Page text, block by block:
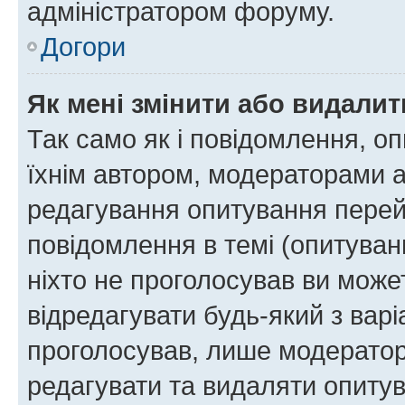
адміністратором форуму.
Догори
Як мені змінити або
Так само як і повідомлення,
їхнім автором, модераторами
редагування опитування
повідомлення в темі
ніхто не проголосував ви
відредагувати будь-який з
проголосував, лише
редагувати та видаляти